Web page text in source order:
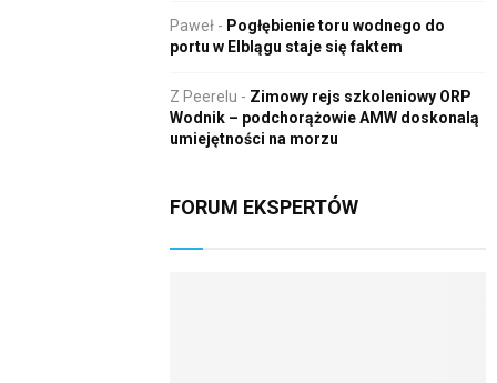
Paweł - Pogłębienie toru wodnego do
portu w Elblągu staje się faktem
Z Peerelu - Zimowy rejs szkoleniowy ORP
Wodnik – podchorążowie AMW doskonalą
umiejętności na morzu
FORUM EKSPERTÓW